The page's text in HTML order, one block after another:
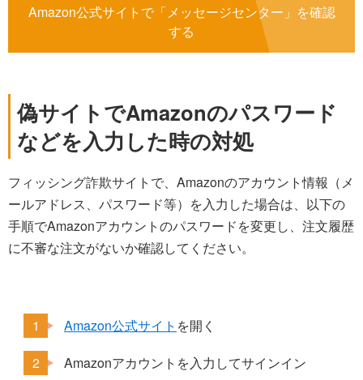
Amazon公式サイトで「メッセージセンター」を確認
する
偽サイトでAmazonのパスワード
などを入力した時の対処
フィッシング詐欺サイトで、Amazonのアカウント情報（メ
ールアドレス、パスワード等）を入力した場合は、以下の
手順でAmazonアカウントのパスワードを変更し、注文履歴
に不審な注文がないか確認してください。
Amazon公式サイト を開く
Amazonアカウントを入力してサインイン